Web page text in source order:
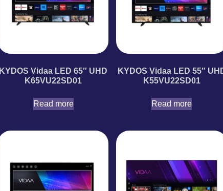
KYDOS Vidaa LED 65″ UHD
K65VU22SD01
Read more
KYDOS Vidaa LED 55″
K55VU22SD01
Read more